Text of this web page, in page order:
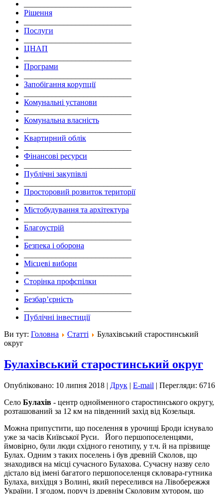
Рішення
Послуги
ЦНАП
Програми
Запобігання корупції
Комунальні установи
Комунальна власність
Квартирний облік
Фінансові ресурси
Публічні закупівлі
Просторовий розвиток території
Містобудування та архітектура
Благоустрій
Безпека і оборона
Місцеві вибори
Сторінка профспілки
Безбар’єрність
Публічні інвестиції
Ви тут: Головна Статті
Булахівський старостинський
округ
Булахівський старостинський округ
Опубліковано: 10 липня 2018 | Друк | E-mail | Перегляди: 6716
Село Булахів - центр однойменного старостинського округу,
розташований за 12 км на південний за­­хід від Козельця.
Можна припустити, що поселення в урочищі Броди існувало
уже за часів Київської Руси. Його першопоселенцями,
ймовірно, були люди східного генотипу, у т.ч. й на прізвище
Булах. Одним з таких поселень і був древ­­­ній Сколов, що
знаходився на місці сучасного Булахова. Сучасну назву село
дістало від імені багатого першопоселенця скловара-гутника
Булаха, ви­хід­ця з Волині, який переселився на Лівобережжя
України. І згодом, поруч із древ­нім Сколовим хутором, що